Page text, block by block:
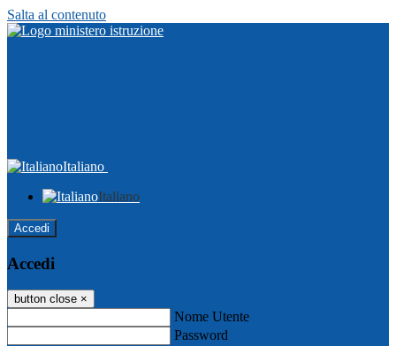
Salta al contenuto
Italiano
Italiano
Accedi
Accedi
button close ×
Nome Utente
Password